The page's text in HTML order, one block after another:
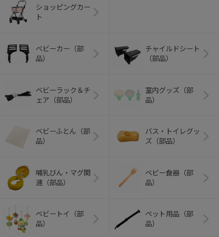
ショッピングカー
ト
ベビーカー（部
品）
チャイルドシート
（部品）
ベビーラック＆チ
ェア（部品）
室内グッズ（部
品）
ベビーふとん（部
品）
バス・トイレグッ
ズ（部品）
哺乳びん・マグ関
連（部品）
ベビー食器（部
品）
ベビートイ（部
品）
ペット用品（部
品）